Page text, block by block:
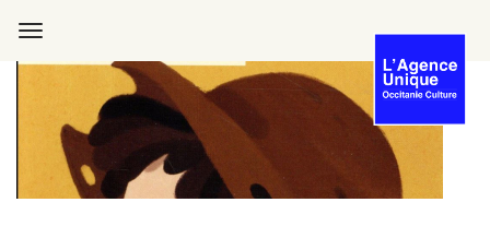
principalnavigation